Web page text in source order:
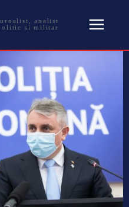
analist
si militar